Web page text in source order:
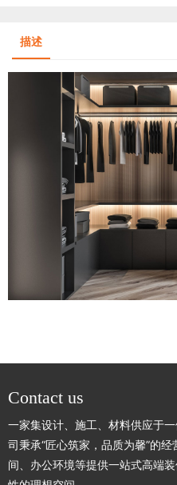
描述
Contact us
一家集设计、施工、材料供应于
司秉承“匠心筑家，品质为馨”的
间、办公环境等提供一站式高端